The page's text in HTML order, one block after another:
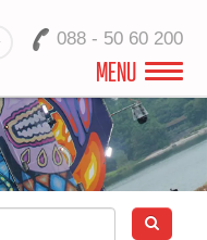
088 - 50 60 200
MENU